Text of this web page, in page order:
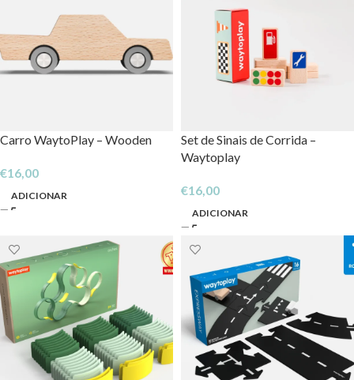
Carro WaytoPlay – Wooden
€16,00
ADICIONAR
Set de Sinais de Corrida –
Waytoplay
€16,00
ADICIONAR